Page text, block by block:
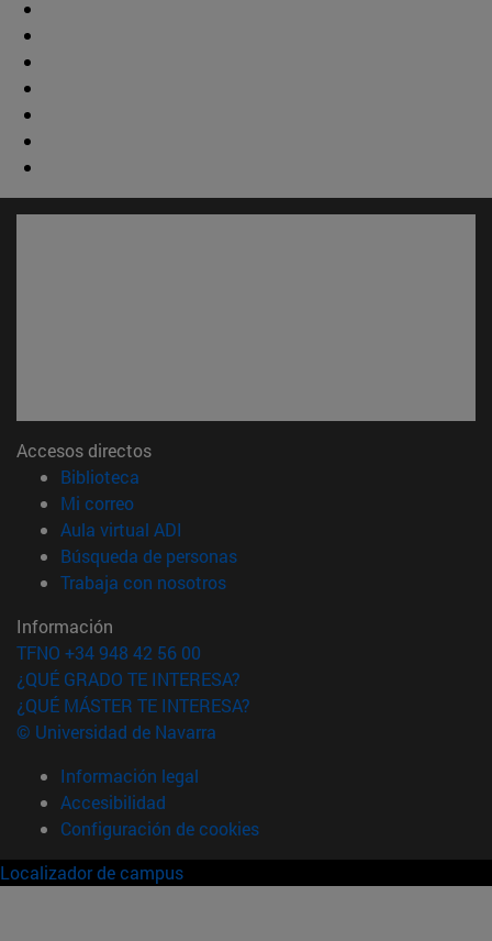
Accesos directos
Biblioteca
Mi correo(abre en nueva ventana)
Aula virtual ADI
Búsqueda de personas(abre en nueva ventana)
Trabaja con nosotros(abre en nueva ventana)
Información
TFNO +34 948 42 56 00
¿QUÉ GRADO TE INTERESA?
¿QUÉ MÁSTER TE INTERESA?
© Universidad de Navarra
Información legal
Accesibilidad
Configuración de cookies
Localizador de campus